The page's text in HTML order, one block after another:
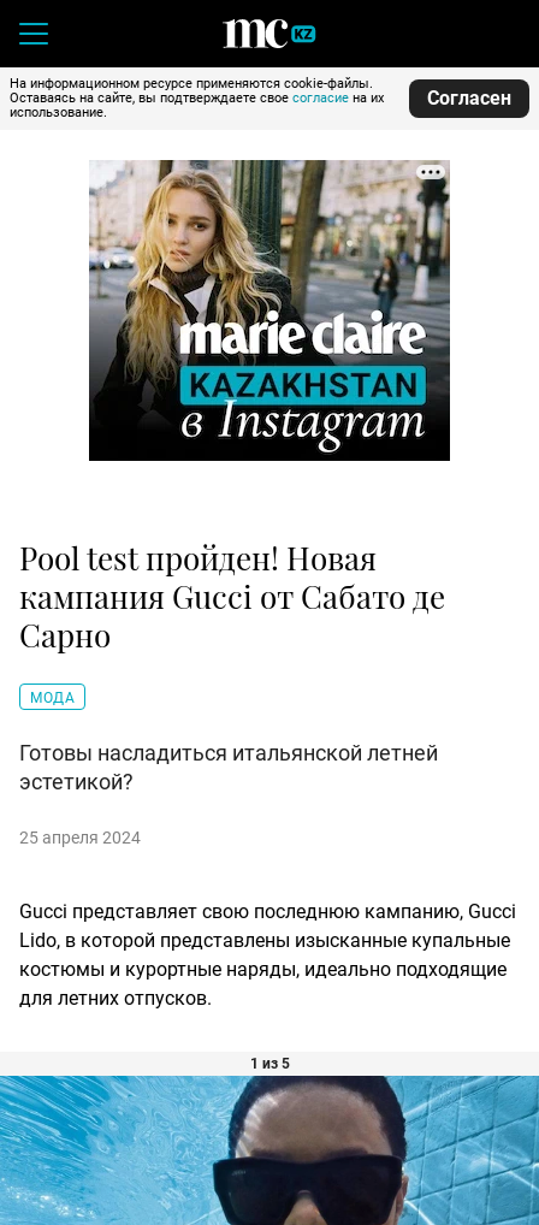
На информационном ресурсе применяются cookie-файлы.
Оставаясь на сайте, вы подтверждаете свое согласие на их
использование.
Согласен
Pool test пройден! Новая
кампания Gucci от Сабато де
Сарно
МОДА
Готовы насладиться итальянской летней
эстетикой?
25 апреля 2024
Gucci представляет свою последнюю кампанию, Gucci
Lido, в которой представлены изысканные купальные
костюмы и курортные наряды, идеально подходящие
для летних отпусков.
1 из 5